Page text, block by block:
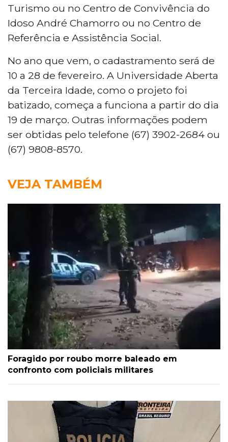
Turismo ou no Centro de Convivência do
Idoso André Chamorro ou no Centro de
Referência e Assistência Social.
No ano que vem, o cadastramento será de
10 a 28 de fevereiro. A Universidade Aberta
da Terceira Idade, como o projeto foi
batizado, começa a funciona a partir do dia
19 de março. Outras informações podem
ser obtidas pelo telefone (67) 3902-2684 ou
(67) 9808-8570.
VEJA TAMBÉM
Foragido por roubo morre baleado em
confronto com policiais militares